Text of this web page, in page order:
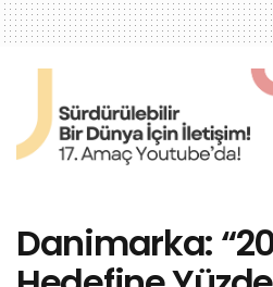
Danimarka: